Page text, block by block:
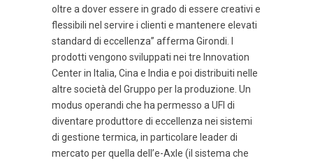
oltre a dover essere in grado di essere creativi e
flessibili nel servire i clienti e mantenere elevati
standard di eccellenza” afferma Girondi. I
prodotti vengono sviluppati nei tre Innovation
Center in Italia, Cina e India e poi distribuiti nelle
altre società del Gruppo per la produzione. Un
modus operandi che ha permesso a UFI di
diventare produttore di eccellenza nei sistemi
di gestione termica, in particolare leader di
mercato per quella dell’e-Axle (il sistema che